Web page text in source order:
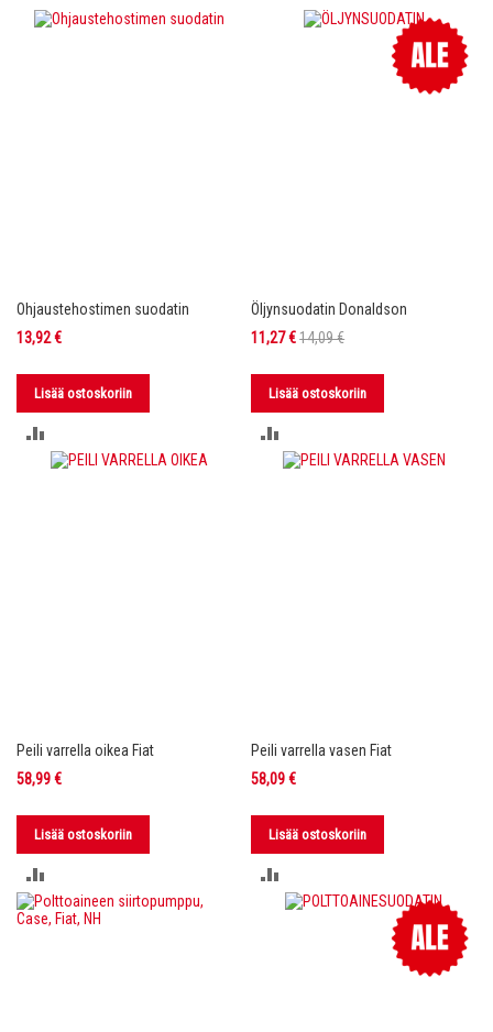
VERTAILUUN
VERTAILUUN
Ohjaustehostimen suodatin
13,92 €
Lisää ostoskoriin
VERTAILUUN
Öljynsuodatin Donaldson
Tarjoushinta
11,27 €14,09 €
Lisää ostoskoriin
VERTAILUUN
Peili varrella oikea Fiat
58,99 €
Lisää ostoskoriin
VERTAILUUN
Peili varrella vasen Fiat
58,09 €
Lisää ostoskoriin
VERTAILUUN